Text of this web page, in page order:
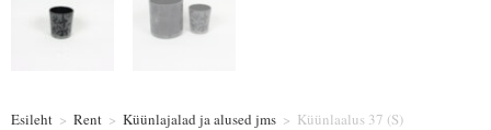
Esileht > Rent > Küünlajalad ja alused jms > Küünlaalus 37 (S)